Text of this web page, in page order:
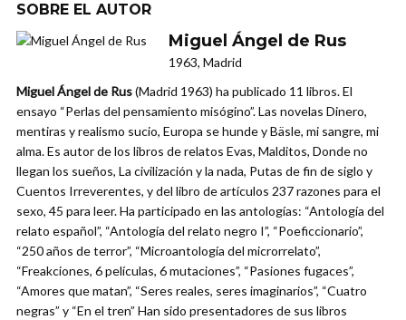
SOBRE EL AUTOR
Miguel Ángel de Rus
1963, Madrid
Miguel Ángel de Rus(Madrid 1963) ha publicado 11 libros. El
ensayo “Perlas del pensamiento misógino”. Las novelas Dinero,
mentiras y realismo sucio, Europa se hunde y Bäsle, mi sangre, mi
alma. Es autor de los libros de relatos Evas, Malditos, Donde no
llegan los sueños, La civilización y la nada, Putas de fin de siglo y
Cuentos Irreverentes, y del libro de artículos 237 razones para el
sexo, 45 para leer. Ha participado en las antologías: “Antología del
relato español”, “Antología del relato negro I”, “Poeficcionario”,
“250 años de terror”, “Microantología del microrrelato”,
“Freakciones, 6 películas, 6 mutaciones”, “Pasiones fugaces”,
“Amores que matan”, “Seres reales, seres imaginarios”, “Cuatro
negras” y “En el tren” Han sido presentadores de sus libros